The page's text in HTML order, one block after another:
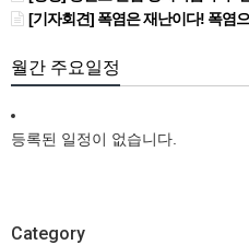
[기자회견] 폭염은 재난이다! 폭염으로부터 안전한 일터를 위
월간 주요일정
등록된 일정이 없습니다.
Category